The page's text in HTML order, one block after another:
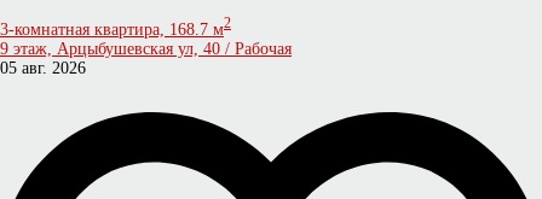
3-комнатная квартира, 168.7 м2
9 этаж, Арцыбушевская ул, 40 / Рабочая
05 авг. 2026